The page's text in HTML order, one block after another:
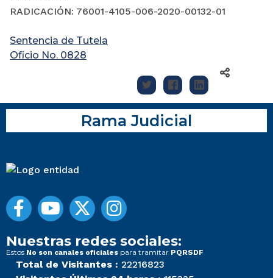
RADICACIÓN: 76001-4105-006-2020-00132-01
Sentencia de Tutela
Oficio No. 0828
Rama Judicial
Nuestras redes sociales:
Estos No son canales oficiales para tramitar PQRSDF
Total de Visitantes : 22216823